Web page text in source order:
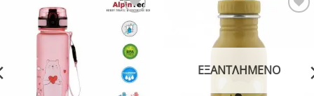
Add to
wishlist
ΕΞΑΝΤΛΗΜΈΝΟ